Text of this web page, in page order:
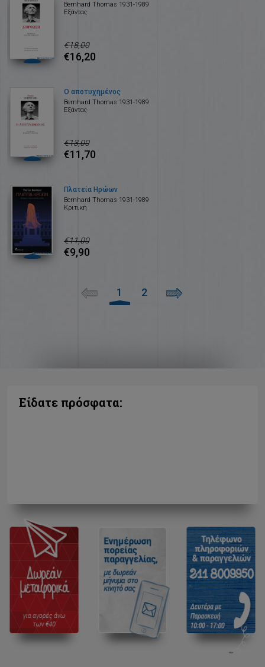
Bernhard Thomas 1931-1989
Εξάντας
€18,00
€16,20
Ο αποτυχημένος
Bernhard Thomas 1931-1989
Εξάντας
€13,00
€11,70
Πλατεία Ηρώων
Bernhard Thomas 1931-1989
Κριτική
€11,00
€9,90
1 2
Είδατε πρόσφατα: